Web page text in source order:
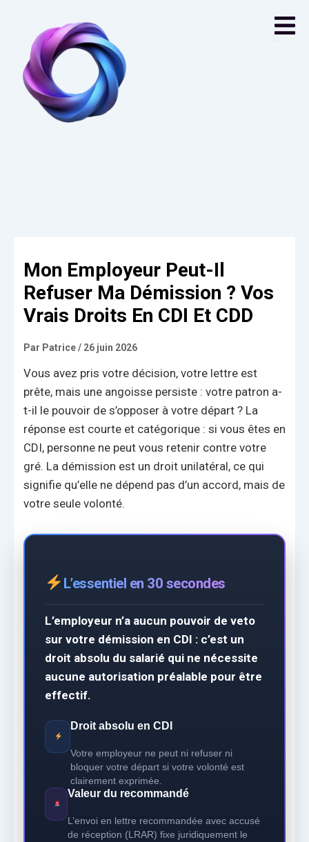
Mon Employeur Peut-Il
Refuser Ma Démission ? Vos
Vrais Droits En CDI Et CDD
Par Patrice/ 26 juin 2026
Vous avez pris votre décision, votre lettre est
prête, mais une angoisse persiste : votre patron a-
t-il le pouvoir de s’opposer à votre départ ? La
réponse est courte et catégorique : si vous êtes en
CDI, personne ne peut vous retenir contre votre
gré. La démission est un droit unilatéral, ce qui
signifie qu’elle ne dépend pas d’un accord, mais de
votre seule volonté.
L’essentiel en 30 secondes
L’employeur n’a aucun pouvoir de veto
sur votre démission en CDI : c’est un
droit absolu du salarié qui ne nécessite
aucune autorisation préalable pour être
effectif.
Droit absolu en CDI
Votre employeur ne peut ni refuser ni
bloquer votre départ si votre volonté est
clairement exprimée.
Valeur du recommandé
L’envoi en lettre recommandée avec accusé
de réception (LRAR) fixe juridiquement le